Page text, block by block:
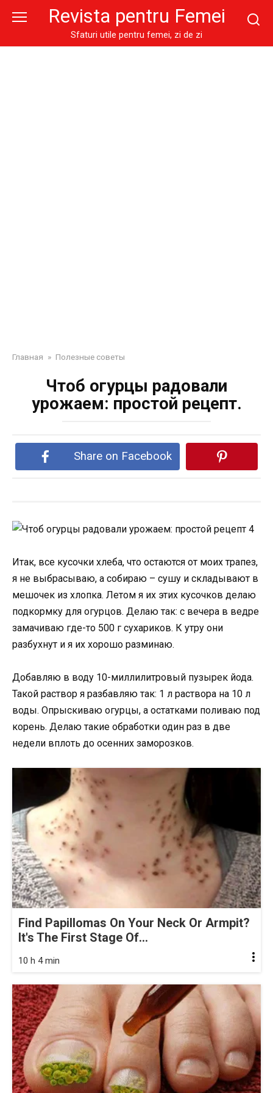
Revista pentru Femei
Sfaturi utile pentru femei, zi de zi
Главная » Полезные советы
Чтоб огурцы радовали
урожаем: простой рецепт.
Share on Facebook
Итак, все кусочки хлеба, что остаются от моих трапез,
я не выбрасываю, а собираю – сушу и складывают в
мешочек из хлопка. Летом я их этих кусочков делаю
подкормку для огурцов. Делаю так: с вечера в ведре
замачиваю где-то 500 г сухариков. К утру они
разбухнут и я их хорошо разминаю.
Добавляю в воду 10-миллилитровый пузырек йода.
Такой раствор я разбавляю так: 1 л раствора на 10 л
воды. Опрыскиваю огурцы, а остатками поливаю под
корень. Делаю такие обработки один раз в две
недели вплоть до осенних заморозков.
Find Papillomas On Your Neck Or Armpit?
It's The First Stage Of...
10 h 4 min